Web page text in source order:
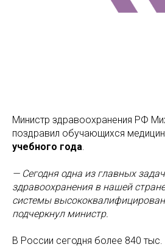
Министр здравоохранения РФ
поздравил обучающихся
учебного года.
— Сегодня одна из главных
здравоохранения в нашей
системы
подчеркнул министр.
В России сегодня более 840 тыс.